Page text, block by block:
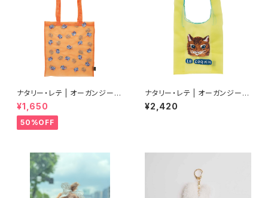
ナタリー・レテ | オーガンジート
ートバッグ グレーキャット | Org
andy Tote bag Gray cat
¥1,650
50%OFF
ナタリー・レテ | オーガンジーバ
ッグ S マヤ | Organdy Bag S
Maya
¥2,420